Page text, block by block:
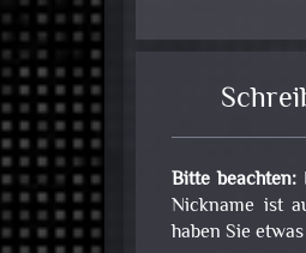
Bitte beachten:
Nickname ist
haben Sie